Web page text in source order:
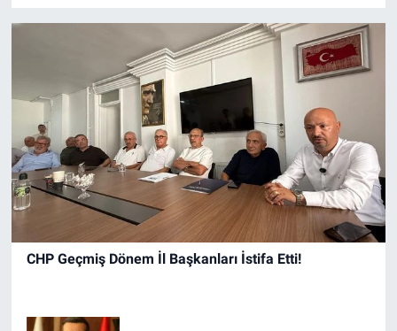
CHP Geçmiş Dönem İl Başkanları İstifa Etti!